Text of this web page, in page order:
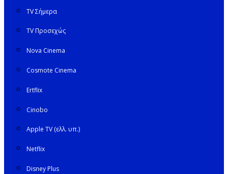
TV Σήμερα
TV Προσεχώς
Nova Cinema
Cosmote Cinema
Ertflix
Cinobo
Apple TV (ελλ. υπ.)
Netflix
Disney Plus